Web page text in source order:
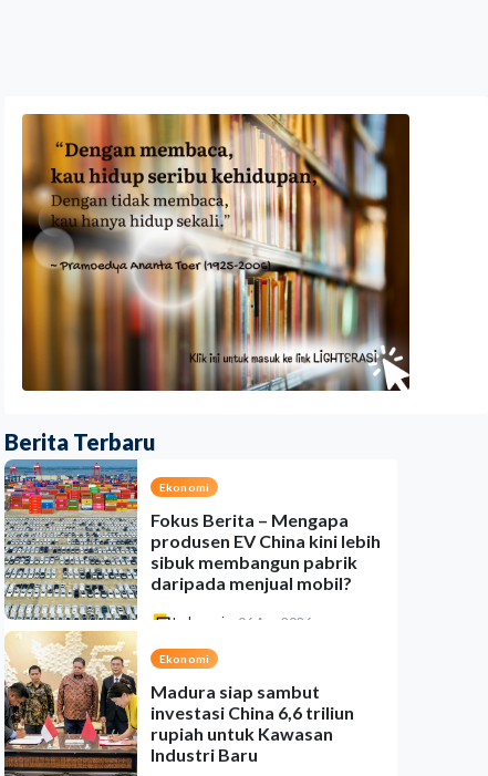
Berita Terbaru
Ekonomi
Fokus Berita – Mengapa
produsen EV China kini lebih
sibuk membangun pabrik
daripada menjual mobil?
Indonesia 06 Aug 2026
Ekonomi
Madura siap sambut
investasi China 6,6 triliun
rupiah untuk Kawasan
Industri Baru